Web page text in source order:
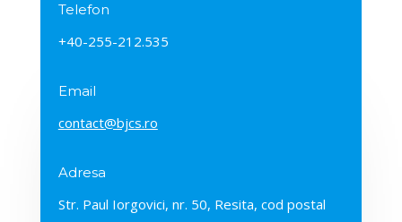
Telefon
+40-255-212.535
Email
contact@bjcs.ro
Adresa
Str. Paul Iorgovici, nr. 50, Resita, cod postal